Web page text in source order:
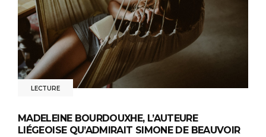
LECTURE
MADELEINE BOURDOUXHE, L’AUTEURE
LIÉGEOISE QU’ADMIRAIT SIMONE DE BEAUVOIR